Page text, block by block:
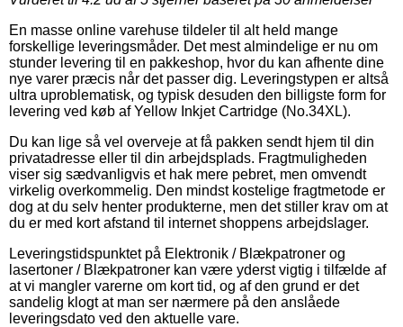
En masse online varehuse tildeler til alt held mange
forskellige leveringsmåder. Det mest almindelige er nu om
stunder levering til en pakkeshop, hvor du kan afhente dine
nye varer præcis når det passer dig. Leveringstypen er altså
ultra uproblematisk, og typisk desuden den billigste form for
levering ved køb af Yellow Inkjet Cartridge (No.34XL).
Du kan lige så vel overveje at få pakken sendt hjem til din
privatadresse eller til din arbejdsplads. Fragtmuligheden
viser sig sædvanligvis et hak mere pebret, men omvendt
virkelig overkommelig. Den mindst kostelige fragtmetode er
dog at du selv henter produkterne, men det stiller krav om at
du er med kort afstand til internet shoppens arbejdslager.
Leveringstidspunktet på Elektronik / Blækpatroner og
lasertoner / Blækpatroner kan være yderst vigtig i tilfælde af
at vi mangler varerne om kort tid, og af den grund er det
sandelig klogt at man ser nærmere på den anslåede
leveringsdato ved den aktuelle vare.